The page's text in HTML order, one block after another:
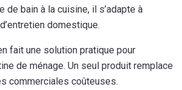
de bain à la cuisine, il s’adapte à
domestique.
fait une solution pratique pour
de ménage. Un seul produit remplace
commerciales coûteuses.